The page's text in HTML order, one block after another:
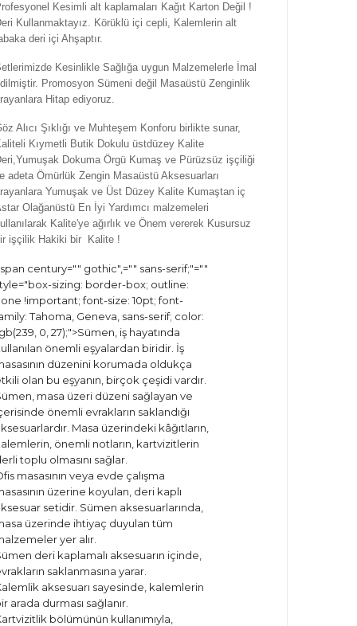
Kesimli alt kaplamaları Kağıt Karton Değil !
Kullanmaktayız. Körüklü içi cepli, Kalemlerin alt
deri içi Ahşaptır.
Kesinlikle Sağlığa uygun Malzemelerle İmal
Promosyon Sümeni değil Masaüstü Zenginlik
Hitap ediyoruz.
Alıcı Şıklığı ve Muhteşem Konforu birlikte sunar,
Kıymetli Butik Dokulu üstdüzey Kalite
Dokuma Örgü Kumaş ve Pürüzsüz işçiliği
adeta Ömürlük Zengin Masaüstü Aksesuarları
Yumuşak ve Üst Düzey Kalite Kumaştan iç
Olağanüstü En İyi Yardımcı malzemeleri
Kalite'ye ağırlık ve Önem vererek Kusursuz
işçilik Hakiki bir Kalite !
century="" gothic",="" sans-serif;"=""
sizing: border-box; outline:
!important; font-size: 10pt; font-
Tahoma, Geneva, sans-serif; color:
0, 27);">Sümen, iş hayatında
önemli eşyalardan biridir. İş
düzenini korumada oldukça
olan bu eşyanın, birçok çeşidi vardır.
masa üzeri düzeni sağlayan ve
önemli evrakların saklandığı
Masa üzerindeki kâğıtların,
önemli notların, kartvizitlerin
toplu olmasını sağlar.
masasının veya evde çalışma
üzerine koyulan, deri kaplı
setidir. Sümen aksesuarlarında,
üzerinde ihtiyaç duyulan tüm
yer alır.
deri kaplamalı aksesuarın içinde,
saklanmasına yarar.
aksesuarı sayesinde, kalemlerin
arada durması sağlanır.
bölümünün kullanımıyla,